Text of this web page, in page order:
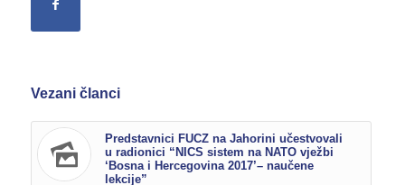
Vezani članci
Predstavnici FUCZ na Jahorini učestvovali
u radionici “NICS sistem na NATO vježbi
‘Bosna i Hercegovina 2017’– naučene
lekcije”